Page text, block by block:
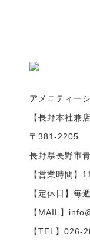
アメニティー
【長野本社兼
〒381-2205
長野県長野市
【営業時間】
【定休日】毎
【MAIL】
【TEL】 026-